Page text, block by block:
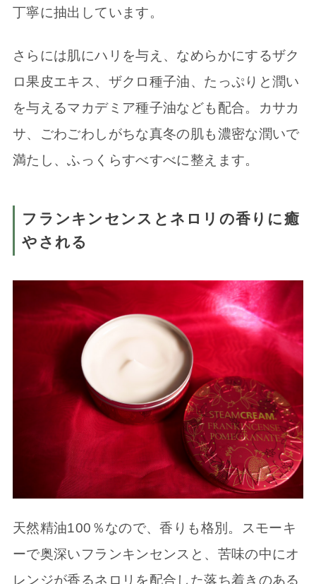
丁寧に抽出しています。
さらには肌にハリを与え、なめらかにするザク
ロ果皮エキス、ザクロ種子油、たっぷりと潤い
を与えるマカデミア種子油なども配合。カサカ
サ、ごわごわしがちな真冬の肌も濃密な潤いで
満たし、ふっくらすべすべに整えます。
フランキンセンスとネロリの香りに癒
やされる
天然精油100％なので、香りも格別。スモーキ
ーで奥深いフランキンセンスと、苦味の中にオ
レンジが香るネロリを配合した落ち着きのある